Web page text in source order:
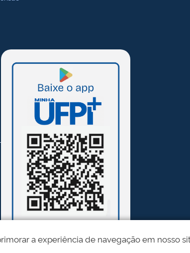
a experiência de navegação em nosso